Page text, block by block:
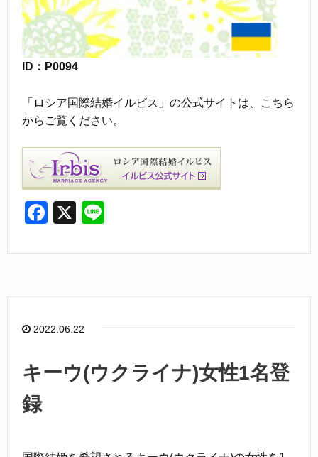
ID：P0094
「ロシア国際結婚イルビス」の公式サイトは、こちら
からご覧ください。
F
c
b
o
k
X
e
2022.06.22
キーウ(ウクライナ)女性1名登
録